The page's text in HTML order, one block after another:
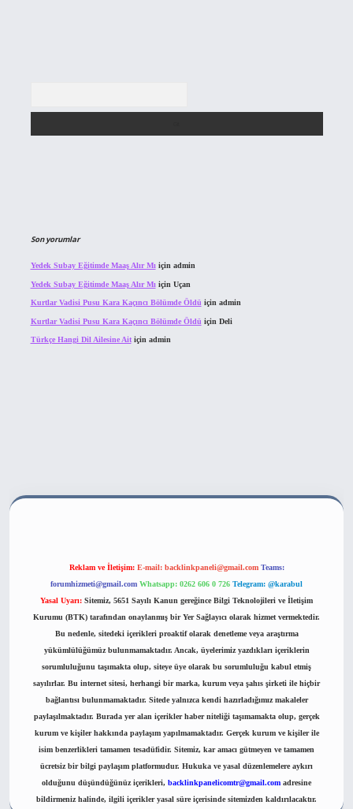
Son yorumlar
Yedek Subay Eğitimde Maaş Alır Mı için admin
Yedek Subay Eğitimde Maaş Alır Mı için Uçan
Kurtlar Vadisi Pusu Kara Kaçıncı Bölümde Öldü için admin
Kurtlar Vadisi Pusu Kara Kaçıncı Bölümde Öldü için Deli
Türkçe Hangi Dil Ailesine Aitiçin admin
Reklam ve İletişim: E-mail: backlinkpaneli@gmail.com Teams:
forumhizmeti@gmail.com Whatsapp: 0262 606 0 726 Telegram: @karabul
Yasal Uyarı: Sitemiz, 5651 Sayılı Kanun gereğince Bilgi Teknolojileri ve İletişim
Kurumu (BTK) tarafından onaylanmış bir Yer Sağlayıcı olarak hizmet vermektedir.
Bu nedenle, sitedeki içerikleri proaktif olarak denetleme veya araştırma
yükümlülüğümüz bulunmamaktadır. Ancak, üyelerimiz yazdıkları içeriklerin
sorumluluğunu taşımakta olup, siteye üye olarak bu sorumluluğu kabul etmiş
sayılırlar. Bu internet sitesi, herhangi bir marka, kurum veya şahıs şirketi ile hiçbir
bağlantısı bulunmamaktadır. Sitede yalnızca kendi hazırladığımız makaleler
paylaşılmaktadır. Burada yer alan içerikler haber niteliği taşımamakta olup, gerçek
kurum ve kişiler hakkında paylaşım yapılmamaktadır. Gerçek kurum ve kişiler ile
isim benzerlikleri tamamen tesadüfidir. Sitemiz, kar amacı gütmeyen ve tamamen
ücretsiz bir bilgi paylaşım platformudur. Hukuka ve yasal düzenlemelere aykırı
olduğunu düşündüğünüz içerikleri, backlinkpanelicomtr@gmail.com adresine
bildirmeniz halinde, ilgili içerikler yasal süre içerisinde sitemizden kaldırılacaktır.